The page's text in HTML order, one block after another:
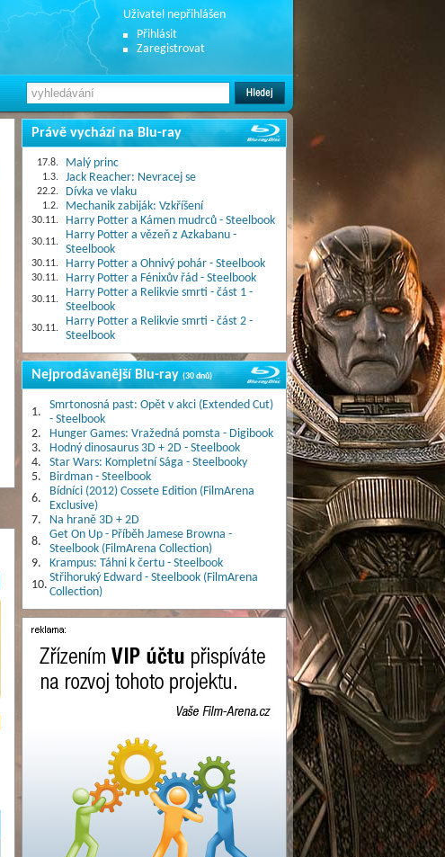
Uživatel nepřihlášen
Přihlásit
Zaregistrovat
Právě vychází na Blu-ray
17.8. Malý princ
1.3. Jack Reacher: Nevracej se
22.2. Dívka ve vlaku
1.2. Mechanik zabiják: Vzkříšení
30.11. Harry Potter a Kámen mudrců - Steelbook
30.11.
Harry Potter a vězeň z Azkabanu -
Steelbook
30.11. Harry Potter a Ohnivý pohár - Steelbook
30.11. Harry Potter a Fénixův řád - Steelbook
30.11.
Harry Potter a Relikvie smrti - část 1 -
Steelbook
30.11.
Harry Potter a Relikvie smrti - část 2 -
Steelbook
Nejprodávanější Blu-ray(30 dnů)
1.
Smrtonosná past: Opět v akci (Extended Cut)
- Steelbook
2.
Hunger Games: Vražedná pomsta - Digibook
3.
Hodný dinosaurus 3D + 2D - Steelbook
4.
Star Wars: Kompletní Sága - Steelbooky
5.
Birdman - Steelbook
6.
Bídníci (2012) Cossete Edition (FilmArena
Exclusive)
7.
Na hraně 3D + 2D
8.
Get On Up - Příběh Jamese Browna -
Steelbook (FilmArena Collection)
9.
Krampus: Táhni k čertu - Steelbook
10.
Střihoruký Edward - Steelbook (FilmArena
Collection)